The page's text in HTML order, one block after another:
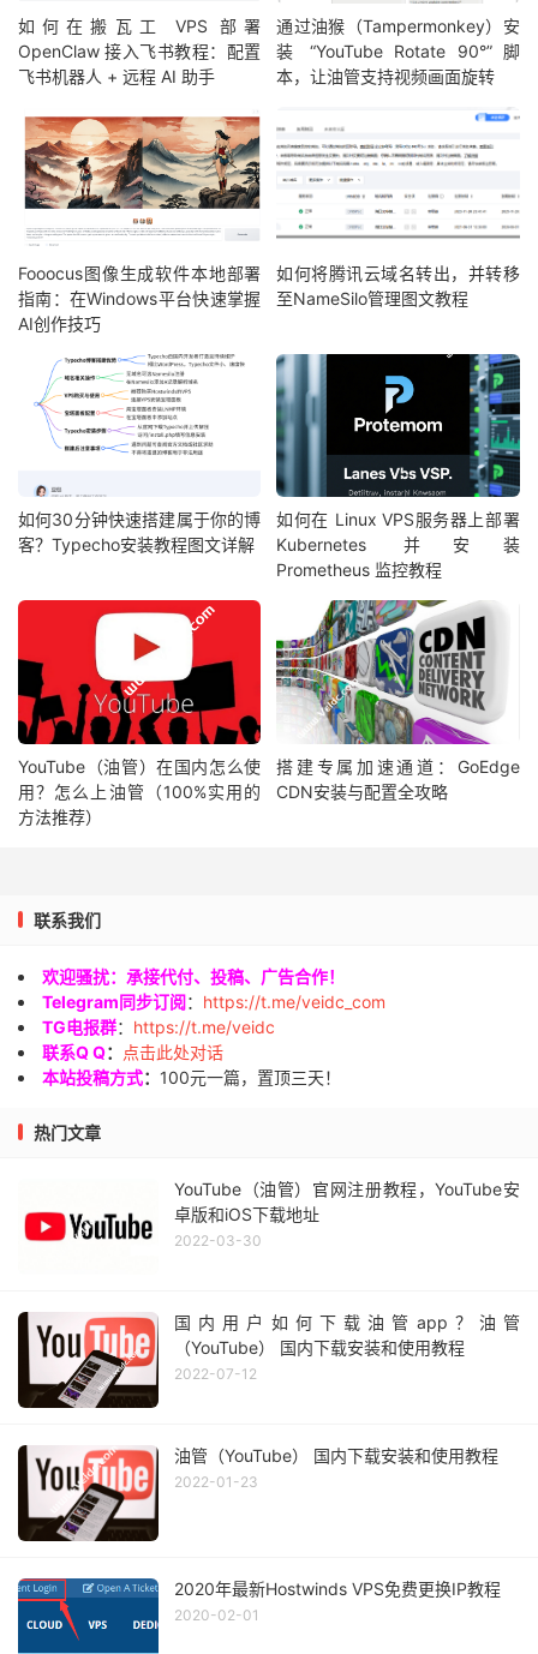
如何在搬瓦工 VPS 部署
OpenClaw 接入飞书教程：配置
飞书机器人 + 远程 AI 助手
通过油猴（Tampermonkey）安
装 “YouTube Rotate 90°” 脚
本，让油管支持视频画面旋转
Fooocus图像生成软件本地部署
指南：在Windows平台快速掌握
AI创作技巧
如何将腾讯云域名转出，并转移
至NameSilo管理图文教程
如何30分钟快速搭建属于你的博
客？Typecho安装教程图文详解
如何在 Linux VPS服务器上部署
Kubernetes 并安装
Prometheus 监控教程
YouTube（油管）在国内怎么使
用？怎么上油管（100%实用的
方法推荐）
搭建专属加速通道：GoEdge
CDN安装与配置全攻略
联系我们
欢迎骚扰：承接代付、投稿、广告合作！
Telegram同步订阅： https://t.me/veidc_com
TG电报群： https://t.me/veidc
联系Q Q：
点击此处对话
本站投稿方式： 100元一篇，置顶三天！
热门文章
YouTube（油管）官网注册教程，YouTube安
卓版和iOS下载地址
2022-03-30
国内用户如何下载油管app？油管
（YouTube） 国内下载安装和使用教程
2022-07-12
油管（YouTube） 国内下载安装和使用教程
2022-01-23
2020年最新Hostwinds VPS免费更换IP教程
2020-02-01